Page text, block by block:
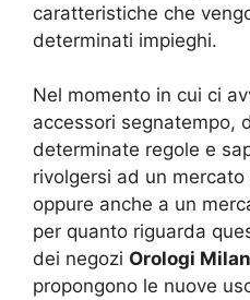
caratteristiche che
determinati impieghi.
Nel momento in cui ci
accessori segnatempo,
determinate regole e
rivolgersi ad un
oppure anche a un
per quanto riguarda
dei negozi Orologi
propongono le nuove